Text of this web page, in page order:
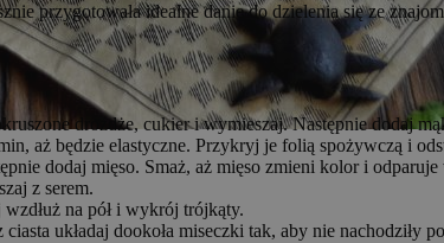
przygotowała idealne danie do dzielenia się ze
drożdże, cukier i wymieszaj. Następnie dodaj
aż będzie elastyczne. Przykryj je folią spożywczą i
dodaj mięso. Smaż, aż mięso zmieni kolor i
z serem.
na pół i wykrój trójkąty.
układaj dookoła miseczki tak, aby nie